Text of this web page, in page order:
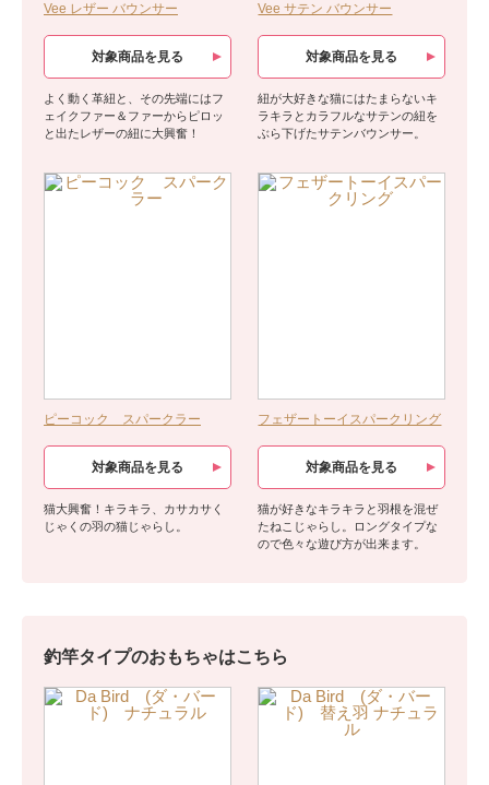
Vee レザー バウンサー
対象商品を見る
よく動く革紐と、その先端にはフ
ェイクファー＆ファーからピロッ
と出たレザーの紐に大興奮！
Vee サテン バウンサー
対象商品を見る
紐が大好きな猫にはたまらないキ
ラキラとカラフルなサテンの紐を
ぶら下げたサテンバウンサー。
ピーコック スパークラー
対象商品を見る
猫大興奮！キラキラ、カサカサく
じゃくの羽の猫じゃらし。
フェザートーイスパークリング
対象商品を見る
猫が好きなキラキラと羽根を混ぜ
たねこじゃらし。ロングタイプな
ので色々な遊び方が出来ます。
釣竿タイプのおもちゃはこちら